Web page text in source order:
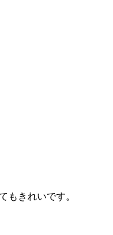
もきれいです。